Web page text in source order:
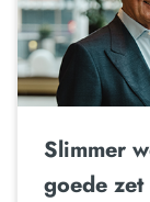
Slimmer
goede